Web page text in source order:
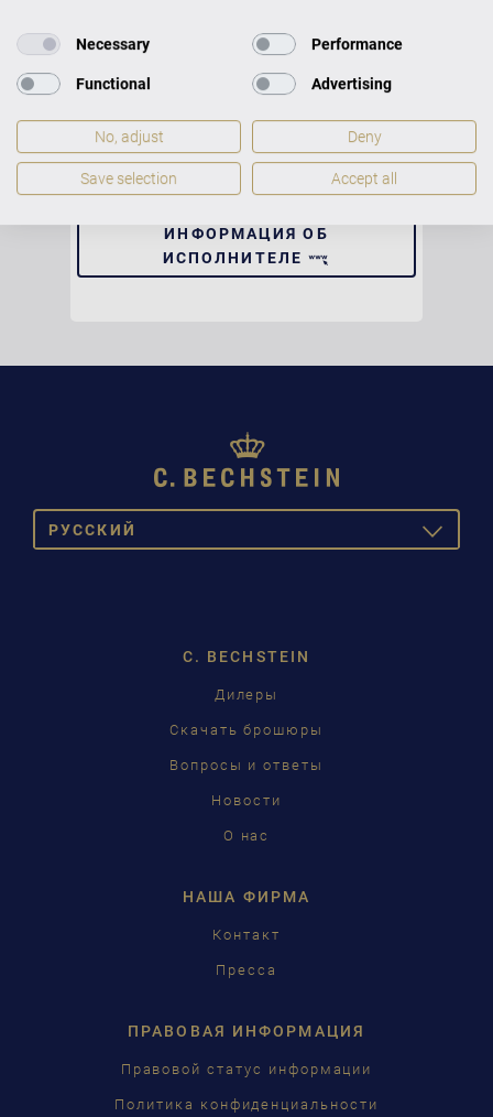
ИНФОРМАЦИЯ ОБ
ИСПОЛНИТЕЛЕ
PУССКИЙ
TOGGLE
C. BECHSTEIN
Дилеры
Скачать брошюры
Вопросы и ответы
Новости
О нас
НАША ФИРМА
Контакт
Пресса
ПРАВОВАЯ ИНФОРМАЦИЯ
Правовой статус информации
Политика конфиденциальности
Necessary Performance
Functional Advertising
No, adjust Deny
Save selection Accept all